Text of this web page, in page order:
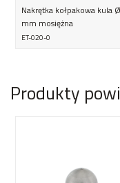
Nakrętka kołpakowa kula
mm mosiężna
ET-020-0
Produkty